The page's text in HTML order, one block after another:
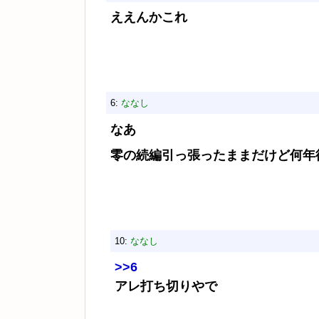
ええんかこれ
6: ななし
なあ
零の続編引っ張ったままだけど何年
10: ななし
>>6
アレ打ち切りやで